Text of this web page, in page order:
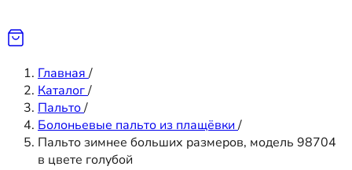
Главная /
Каталог/
Пальто/
Болоньевые пальто из плащёвки /
Пальто зимнее больших размеров, модель 98704
в цвете голубой